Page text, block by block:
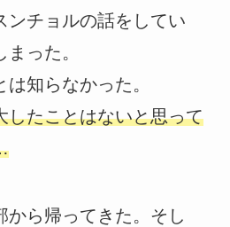
ンチョルの話をしてい
った。
知らなかった。
たことはないと思って
から帰ってきた。そし